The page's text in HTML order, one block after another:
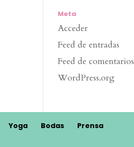
Meta
Acceder
Feed de entradas
Feed de comentarios
WordPress.org
Yoga Bodas
Prensa